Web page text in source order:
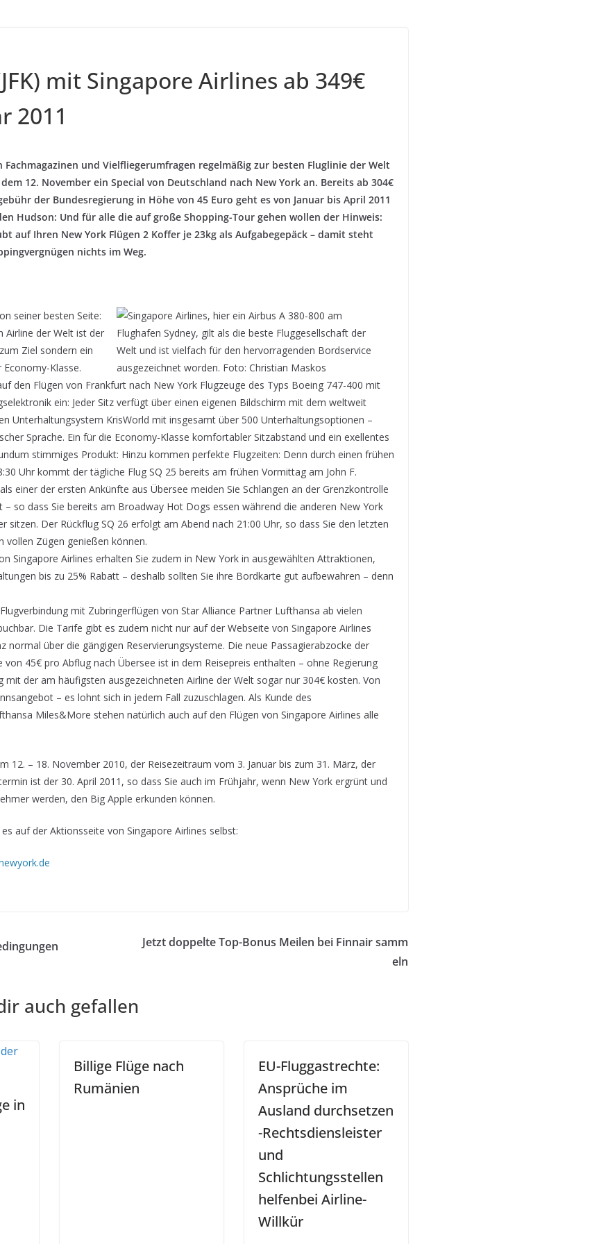
mit Singapore Airlines ab 349€
2011
Fachmagazinen und Vielfliegerumfragen regelmäßig zur besten Fluglinie der Welt
12. November ein Special von Deutschland nach New York an. Bereits ab 304€
der Bundesregierung in Höhe von 45 Euro geht es von Januar bis April 2011
Hudson: Und für alle die auf große Shopping-Tour gehen wollen der Hinweis:
auf Ihren New York Flügen 2 Koffer je 23kg als Aufgabegepäck – damit steht
nichts im Weg.
seiner besten Seite:
Airline der Welt ist der
Ziel sondern ein
Klasse.
den Flügen von Frankfurt nach New York Flugzeuge des Typs Boeing 747-400 mit
ein: Jeder Sitz verfügt über einen eigenen Bildschirm mit dem weltweit
Unterhaltungsystem KrisWorld mit insgesamt über 500 Unterhaltungsoptionen –
Sprache. Ein für die Economy-Klasse komfortabler Sitzabstand und ein exellentes
stimmiges Produkt: Hinzu kommen perfekte Flugzeiten: Denn durch einen frühen
Uhr kommt der tägliche Flug SQ 25 bereits am frühen Vormittag am John F.
einer der ersten Ankünfte aus Übersee meiden Sie Schlangen an der Grenzkontrolle
– so dass Sie bereits am Broadway Hot Dogs essen während die anderen New York
sitzen. Der Rückflug SQ 26 erfolgt am Abend nach 21:00 Uhr, so dass Sie den letzten
vollen Zügen genießen können.
Singapore Airlines erhalten Sie zudem in New York in ausgewählten Attraktionen,
bis zu 25% Rabatt – deshalb sollten Sie ihre Bordkarte gut aufbewahren – denn
mit Zubringerflügen von Star Alliance Partner Lufthansa ab vielen
Die Tarife gibt es zudem nicht nur auf der Webseite von Singapore Airlines
normal über die gängigen Reservierungsysteme. Die neue Passagierabzocke der
von 45€ pro Abflug nach Übersee ist in dem Reisepreis enthalten – ohne Regierung
mit der am häufigsten ausgezeichneten Airline der Welt sogar nur 304€ kosten. Von
– es lohnt sich in jedem Fall zuzuschlagen. Als Kunde des
Miles&More stehen natürlich auch auf den Flügen von Singapore Airlines alle
12. – 18. November 2010, der Reisezeitraum vom 3. Januar bis zum 31. März, der
ist der 30. April 2011, so dass Sie auch im Frühjahr, wenn New York ergrünt und
werden, den Big Apple erkunden können.
auf der Aktionsseite von Singapore Airlines selbst:
Jetzt doppelte Top-Bonus Meilen bei Finnair samm
eln
auch gefallen
in
Billige Flüge nach
Rumänien
EU-Fluggastrechte:
Ansprüche im
Ausland durchsetzen
-Rechtsdiensleister
und
Schlichtungsstellen
helfenbei Airline-
Willkür